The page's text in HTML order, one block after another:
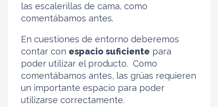
las escalerillas de cama, como
comentábamos antes.
En cuestiones de entorno deberemos
contar con espacio suficiente para
poder utilizar el producto. Como
comentábamos antes, las grúas requieren
un importante espacio para poder
utilizarse correctamente.